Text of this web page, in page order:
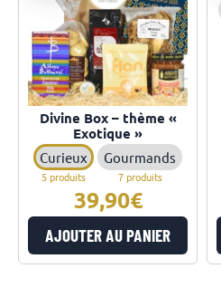
Divine Box – thème «
Exotique »
Curieux
5 produits
Gourmands
7 produits
39,90
AJOUTER AU PANIER